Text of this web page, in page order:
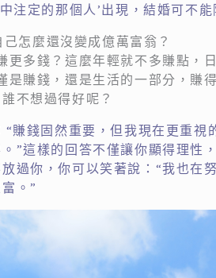
注定的那個人’出現，結婚可不能
怎麼還沒變成億萬富翁？
更多錢？這麼年輕就不多賺點，
是賺錢，還是生活的一部分，賺
不想過得好呢？
賺錢固然重要，但我現在更重視
”這樣的回答不僅讓你顯得理性
過你，你可以笑著說：“我也在
。”